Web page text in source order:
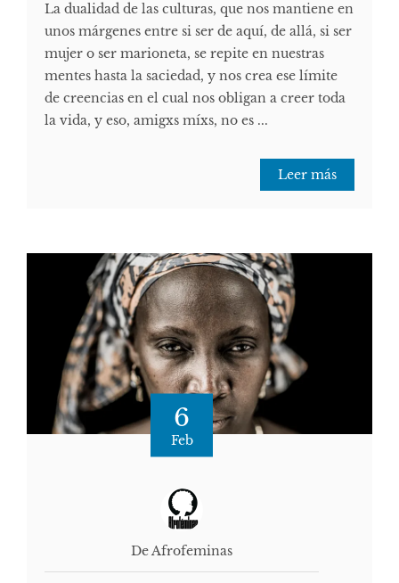
La dualidad de las culturas, que nos mantiene en
unos márgenes entre si ser de aquí, de allá, si ser
mujer o ser marioneta, se repite en nuestras
mentes hasta la saciedad, y nos crea ese límite
de creencias en el cual nos obligan a creer toda
la vida, y eso, amigxs míxs, no es ...
Leer más
6
Feb
De Afrofeminas